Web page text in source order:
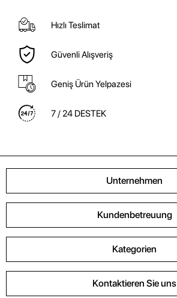
Hızlı Teslimat
Güvenli Alışveriş
Geniş Ürün Yelpazesi
7 / 24 DESTEK
Unternehmen
Kundenbetreuung
Kategorien
Kontaktieren Sie uns